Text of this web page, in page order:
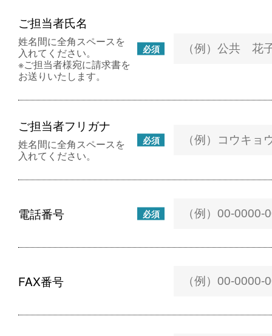
ご担当者氏名
必須
姓名間に全角スペースを
入れてください。
※ご担当者様宛に請求書を
お送りいたします。
ご担当者フリガナ
必須
姓名間に全角スペースを
入れてください。
電話番号 必須
FAX番号